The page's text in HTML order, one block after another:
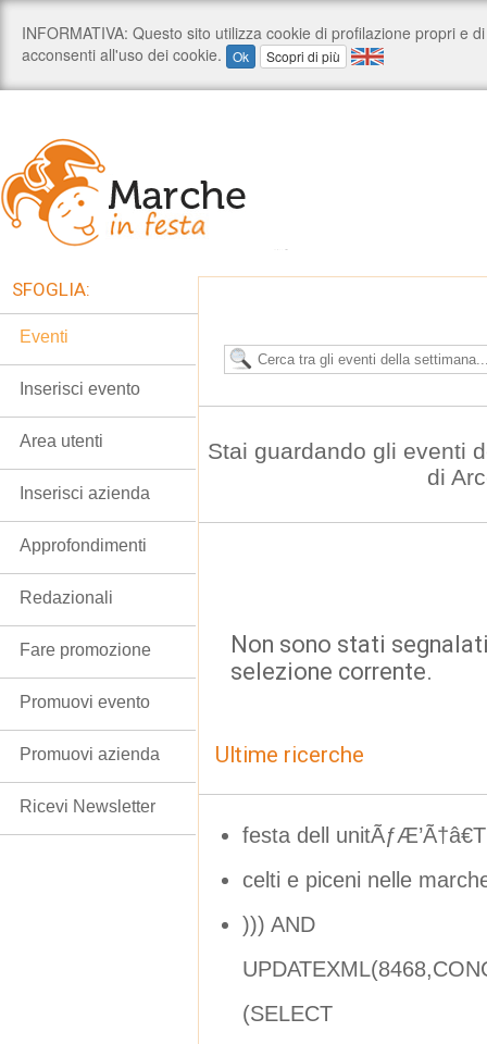
Stai guardando gli eventi
di
Non sono stati
selezione corrente.
Ultime ricerche
festa dell
celti e piceni nelle
))) AND
(SELECT
SFOGLIA:
Eventi
Inserisci evento
Area utenti
Inserisci azienda
Approfondimenti
Redazionali
Fare promozione
Promuovi evento
Promuovi azienda
Ricevi Newsletter